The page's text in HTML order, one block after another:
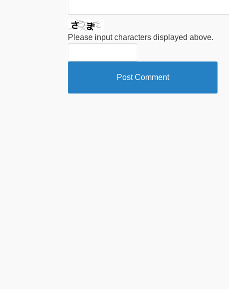
Please input characters displayed above.